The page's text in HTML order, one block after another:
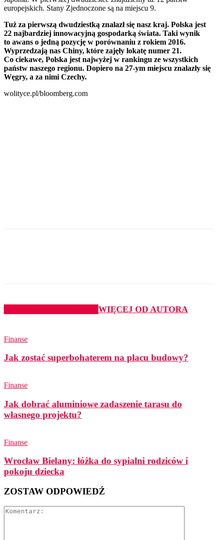
europejskich. Stany Zjednoczone są na miejscu 9.
Tuż za pierwszą dwudziestką znalazł się nasz kraj. Polska jest
22 najbardziej innowacyjną gospodarką świata. Taki wynik
to awans o jedną pozycję w porównaniu z rokiem 2016.
Wyprzedzają nas Chiny, które zajęły lokatę numer 21.
Co ciekawe, Polska jest najwyżej w rankingu ze wszystkich
państw naszego regionu. Dopiero na 27-ym miejscu znalazły się
Węgry, a za nimi Czechy.
wolityce.pl/bloomberg.com
WIĘCEJ OD AUTORA
Finanse
Jak zostać superbohaterem na placu budowy?
Finanse
Jak dobrać aluminiowe zadaszenie tarasu do
własnego projektu?
Finanse
Wrocław Bielany: łóżka do sypialni rodziców i
pokoju dziecka
ZOSTAW ODPOWIEDŹ